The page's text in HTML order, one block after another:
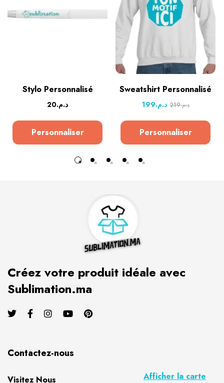
Stylo Personnalisé
د.م.20
Personnaliser
Sweatshirt Personnalisé
د.م.199 د.م.219
Personnaliser
Créez votre produit idéale avec
Sublimation.ma
Contactez-nous
Visitez Nous Afficher la carte